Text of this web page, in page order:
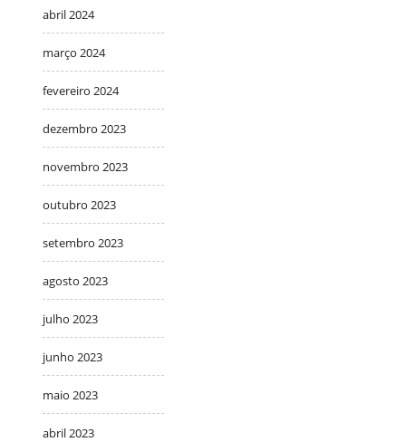
abril 2024
março 2024
fevereiro 2024
dezembro 2023
novembro 2023
outubro 2023
setembro 2023
agosto 2023
julho 2023
junho 2023
maio 2023
abril 2023